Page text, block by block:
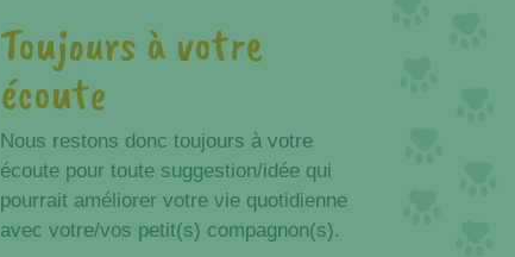
Toujours à votre
écoute
Nous restons donc toujours à votre
écoute pour toute suggestion/idée qui
pourrait améliorer votre vie quotidienne
avec votre/vos petit(s) compagnon(s).